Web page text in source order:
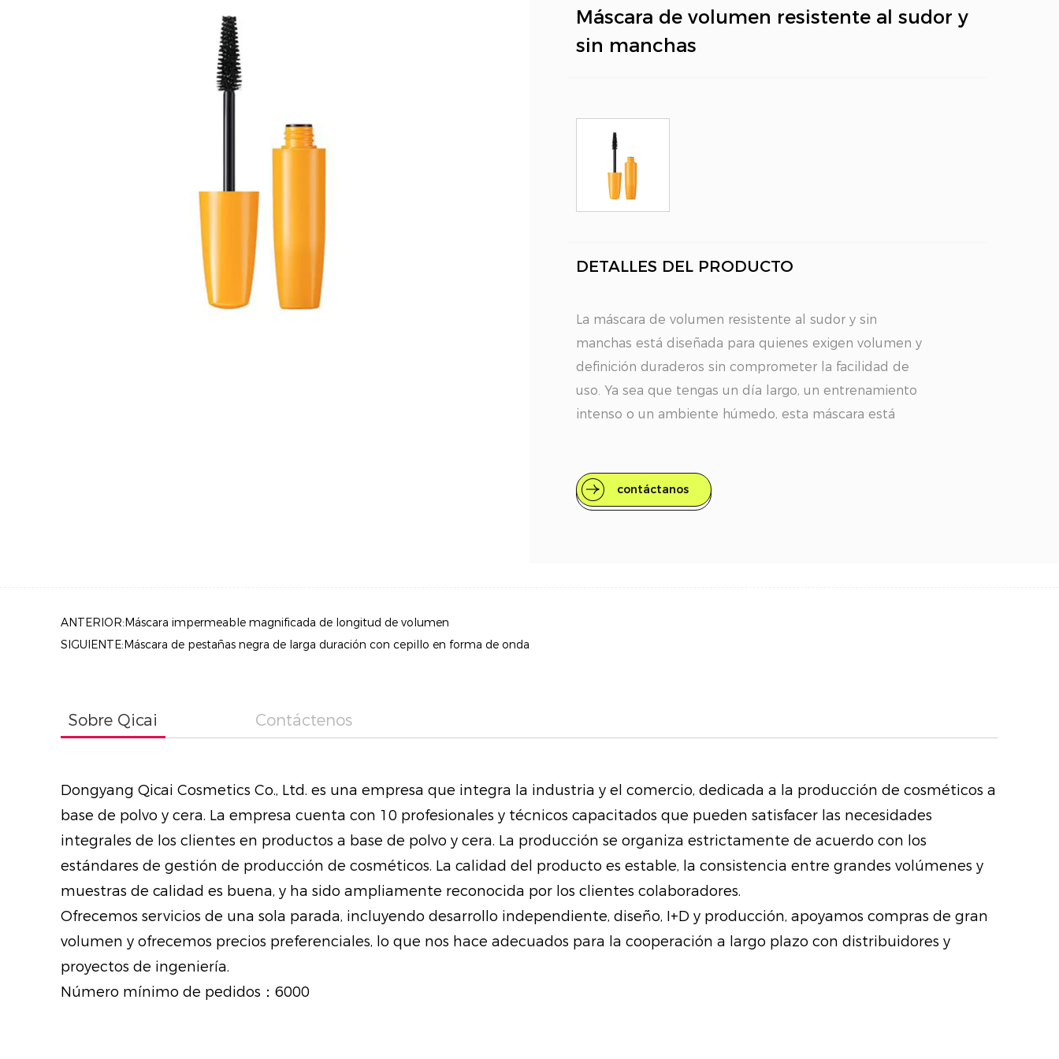
Máscara de volumen resistente al sudor y
sin manchas
DETALLES DEL PRODUCTO
La máscara de volumen resistente al sudor y sin
manchas está diseñada para quienes exigen volumen y
definición duraderos sin comprometer la facilidad de
uso. Ya sea que tengas un día largo, un entrenamiento
intenso o un ambiente húmedo, esta máscara está
hasta la noche.
quitarlo es simple y suave para las pestañas. Se
enjuaga sin esfuerzo con agua tibia, sin dejar residuos
ni necesidad de desmaquillantes fuertes.
Volumen y rizos duraderos: experimente pestañas
voluminizadas con un rizo que se mantiene con el
tiempo. La fórmula avanzada previene la descamación
y la formación de grumos, asegurando que tus
contáctanos
ANTERIOR:Máscara impermeable magnificada de longitud de volumen
SIGUIENTE:Máscara de pestañas negra de larga duración con cepillo en forma de onda
Sobre Qicai Contáctenos
Dongyang Qicai Cosmetics Co., Ltd. es una empresa que integra la industria y el comercio, dedicada a la producción de cosméticos a
base de polvo y cera. La empresa cuenta con 10 profesionales y técnicos capacitados que pueden satisfacer las necesidades
integrales de los clientes en productos a base de polvo y cera. La producción se organiza estrictamente de acuerdo con los
estándares de gestión de producción de cosméticos. La calidad del producto es estable, la consistencia entre grandes volúmenes y
muestras de calidad es buena, y ha sido ampliamente reconocida por los clientes colaboradores.
Ofrecemos servicios de una sola parada, incluyendo desarrollo independiente, diseño, I+D y producción, apoyamos compras de gran
volumen y ofrecemos precios preferenciales, lo que nos hace adecuados para la cooperación a largo plazo con distribuidores y
proyectos de ingeniería.
Número mínimo de pedidos：6000